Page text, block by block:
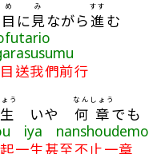
目
め
に見
み
ながら進
すす
む
送我們前行
う
いや 何
なん
章
しょう
でも
iya nanshoudemo
一生甚至不止一章